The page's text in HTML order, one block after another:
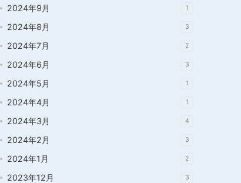
2024年9月 1
2024年8月 3
2024年7月 2
2024年6月 3
2024年5月 1
2024年4月 1
2024年3月 4
2024年2月 3
2024年1月 2
2023年12月 3